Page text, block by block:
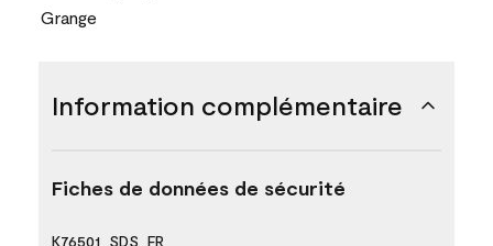
Grange
Information complémentaire
Fiches de données de sécurité
K76501_SDS_FR